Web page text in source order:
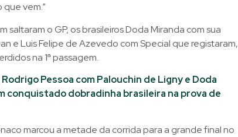
vem.”
saltaram o GP, os brasileiros Doda Miranda com sua
e Luis Felipe de Azevedo com Special que registaram,
na 1ª passagem.
Rodrigo Pessoa com Palouchin de Ligny e Doda
conquistado dobradinha brasileira na prova de
marcou a metade da corrida para a grande final no